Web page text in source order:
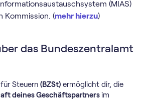
(MIAS)
Kommission. (mehr hierzu)
das Bundeszentralamt
Steuern (BZSt) ermöglicht dir, die
deines Geschäftspartners im